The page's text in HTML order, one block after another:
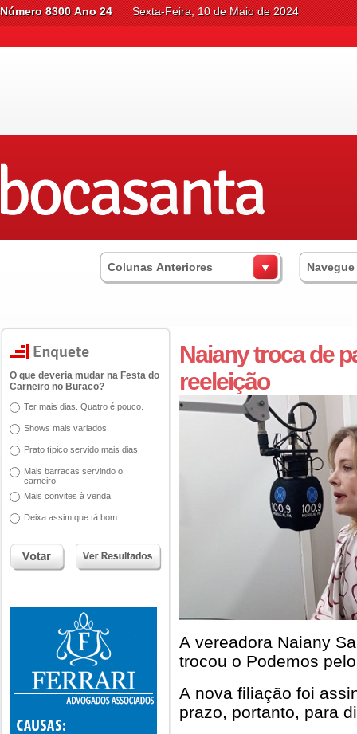
Número 8300 Ano 24 Sexta-Feira, 10 de Maio de 2024
Colunas Anteriores
O que deveria mudar na Festa do
Carneiro no Buraco?
Ter mais dias. Quatro é pouco.
Shows mais variados.
Prato típico servido mais dias.
Mais barracas servindo o
carneiro.
Mais convites à venda.
Deixa assim que tá bom.
Naiany troca de
reeleição
A vereadora Naiany
trocou o Podemos
A nova filiação foi
prazo, portanto, para